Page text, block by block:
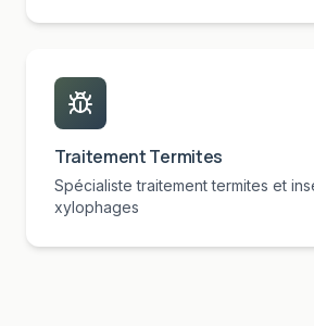
Traitement Termites
Spécialiste traitement termites et
xylophages